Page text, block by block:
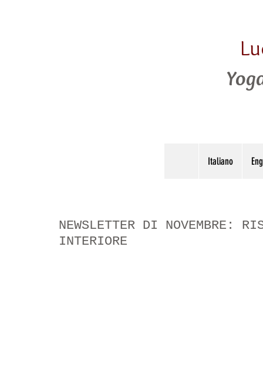
Italiano
NEWSLETTER DI NOVEMBRE:
INTERIORE